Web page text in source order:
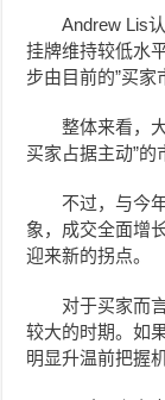
Andrew Lis
挂牌维持较低水
步由目前的”买家
整体来看，
买家占据主动”的
不过，与今
象，成交全面增
迎来新的拐点。
对于买家而
较大的时期。如
明显升温前把握机